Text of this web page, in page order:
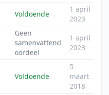
Voldoende
1 april
2023
Geen
samenvattend
oordeel
1 april
2023
Voldoende
5
maart
2018